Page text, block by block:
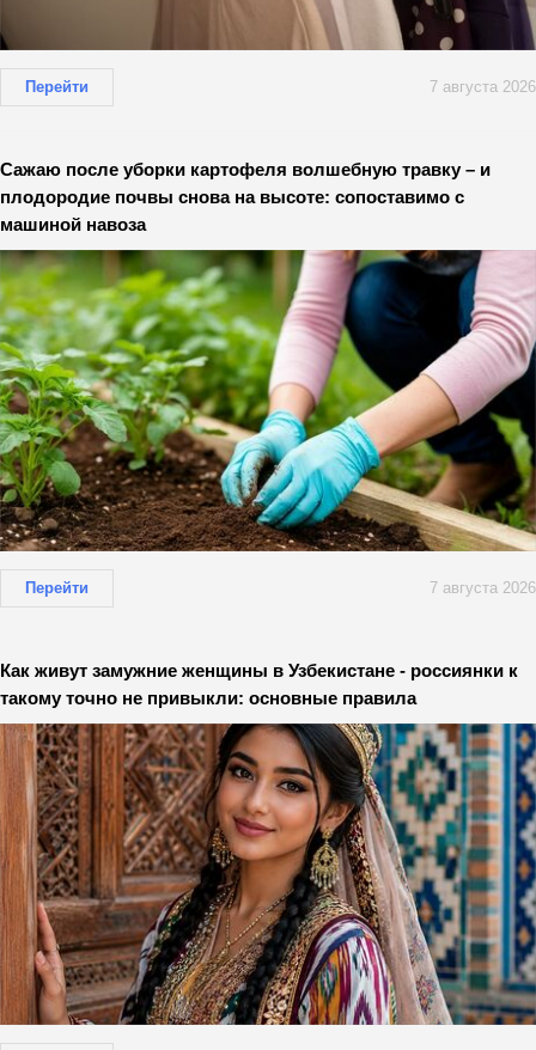
Перейти 7 августа 2026
Сажаю после уборки картофеля волшебную травку – и
плодородие почвы снова на высоте: сопоставимо с
машиной навоза
Перейти 7 августа 2026
Как живут замужние женщины в Узбекистане - россиянки к
такому точно не привыкли: основные правила